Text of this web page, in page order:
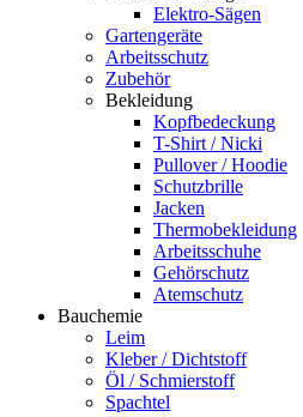
Elektro-Sägen
Gartengeräte
Arbeitsschutz
Zubehör
Bekleidung
Kopfbedeckung
T-Shirt / Nicki
Pullover / Hoodie
Schutzbrille
Jacken
Thermobekleidung
Arbeitsschuhe
Gehörschutz
Atemschutz
Bauchemie
Leim
Kleber / Dichtstoff
Öl / Schmierstoff
Spachtel